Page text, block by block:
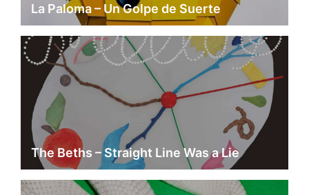
La Paloma – Un Golpe de Suerte
The Beths – Straight Line Was a Lie